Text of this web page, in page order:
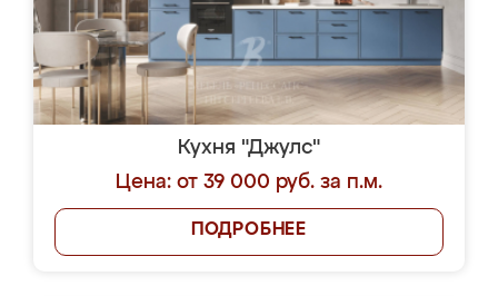
Кухня "Джулс"
Цена: от 39 000 руб. за п.м.
ПОДРОБНЕЕ